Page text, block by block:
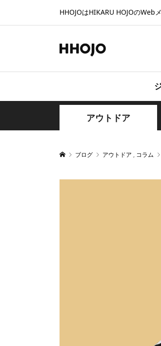
HHOJOはHIKARU HOJOのWeb
アウトドア
ブログ アウトドア , コラム